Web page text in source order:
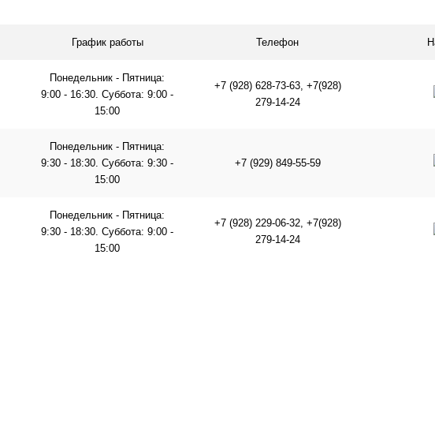
В избранноеГрафик работы Телефон
Понедельник - Пятница:
9:00 - 16:30. Суббота: 9:00 -
15:00
+7 (928) 628-73-63, +7(928)
279-14-24
Понедельник - Пятница:
9:30 - 18:30. Суббота: 9:30 -
15:00
+7 (929) 849-55-59
Понедельник - Пятница:
9:30 - 18:30. Суббота: 9:00 -
15:00
+7 (928) 229-06-32, +7(928)
279-14-24